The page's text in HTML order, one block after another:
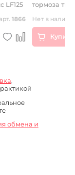
LF125
1866
тормоза тип
Нет в
Купить
,
обмена и